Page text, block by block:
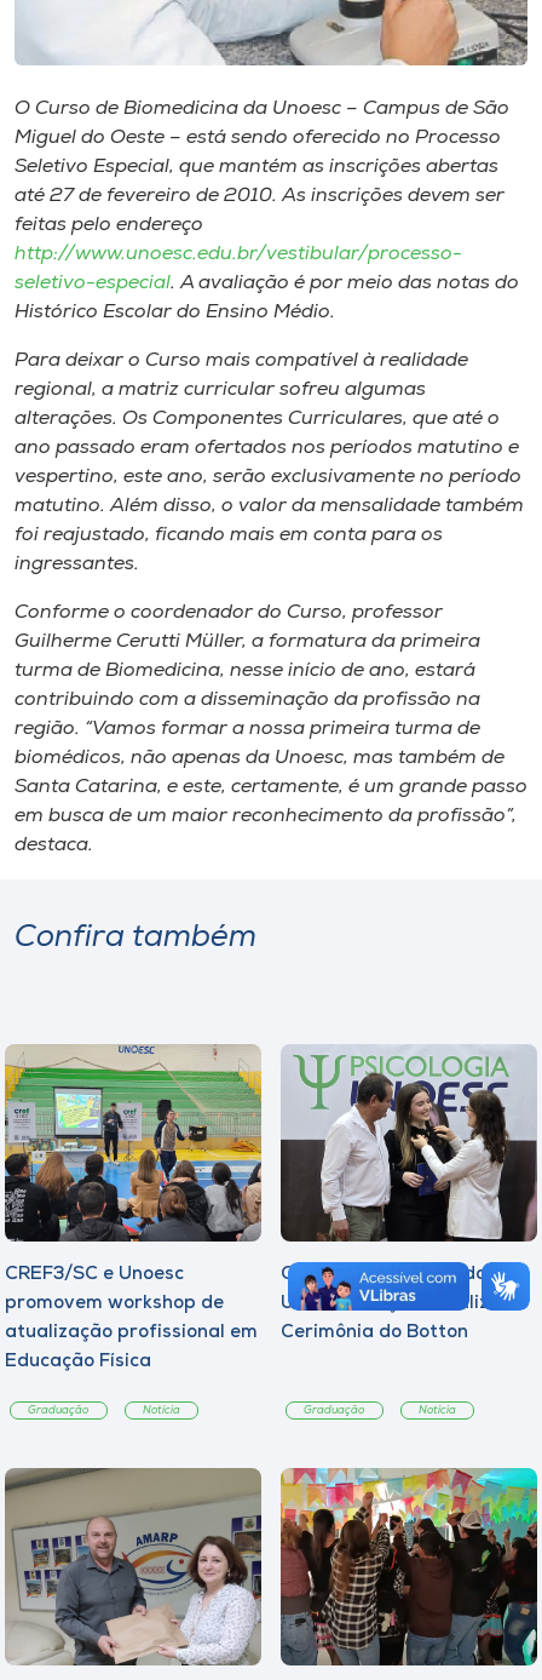
Museu
Unoesc
Store
Selecione
o idioma
O Curso de Biomedicina da Unoesc – Campus de São
Miguel do Oeste – está sendo oferecido no Processo
Seletivo Especial, que mantém as inscrições abertas
até 27 de fevereiro de 2010. As inscrições devem ser
feitas pelo endereço
http://www.unoesc.edu.br/vestibular/processo-
seletivo-especial. A avaliação é por meio das notas do
Histórico Escolar do Ensino Médio.
Para deixar o Curso mais compatível à realidade
regional, a matriz curricular sofreu algumas
alterações. Os Componentes Curriculares, que até o
ano passado eram ofertados nos períodos matutino e
vespertino, este ano, serão exclusivamente no período
matutino. Além disso, o valor da mensalidade também
foi reajustado, ficando mais em conta para os
ingressantes.
Conforme o coordenador do Curso, professor
Guilherme Cerutti Müller, a formatura da primeira
turma de Biomedicina, nesse início de ano, estará
contribuindo com a disseminação da profissão na
região. “Vamos formar a nossa primeira turma de
biomédicos, não apenas da Unoesc, mas também de
Santa Catarina, e este, certamente, é um grande passo
em busca de um maior reconhecimento da profissão”,
destaca.
Confira também
CREF3/SC e Unoesc
promovem workshop de
atualização profissional em
Educação Física
Graduação Notícia
Curso de Psicologia da
Unoesc Joaçaba realiza 2ª
Cerimônia do Botton
Graduação Notícia